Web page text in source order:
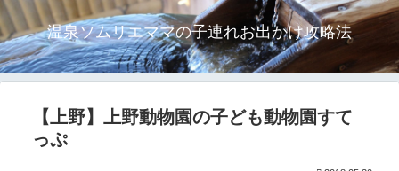
温泉ソムリエママの子連れお出かけ攻略法
【上野】上野動物園の子ども動物園すて
っぷ